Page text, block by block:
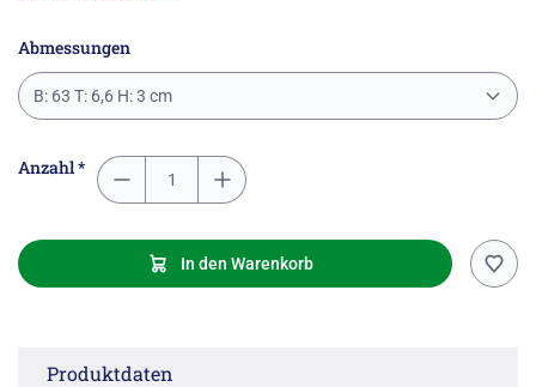
Abmessungen
B: 63 T: 6,6 H: 3 cm
Anzahl *
In den Warenkorb
Produktdaten